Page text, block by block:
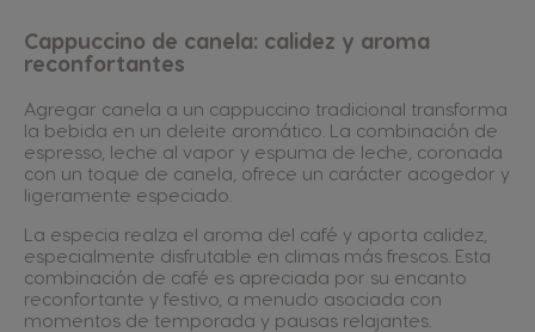
Cappuccino de canela: calidez y aroma
reconfortantes
Agregar canela a un cappuccino tradicional transforma
la bebida en un deleite aromático. La combinación de
espresso, leche al vapor y espuma de leche, coronada
con un toque de canela, ofrece un carácter acogedor y
ligeramente especiado.
La especia realza el aroma del café y aporta calidez,
especialmente disfrutable en climas más frescos. Esta
combinación de café es apreciada por su encanto
reconfortante y festivo, a menudo asociada con
momentos de temporada y pausas relajantes.